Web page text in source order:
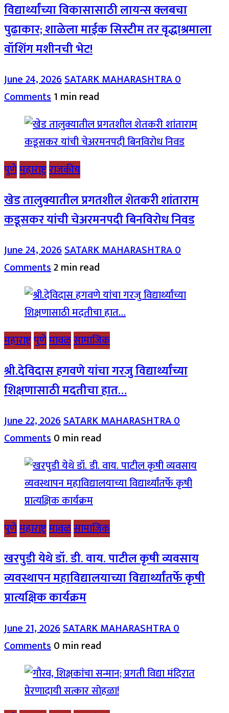
विद्यार्थ्यांच्या विकासासाठी लायन्स क्लबचा
पुढाकार; शाळेला माईक सिस्टीम तर वृद्धाश्रमाला
वॉशिंग मशीनची भेट!
June 24, 2026SATARK MAHARASHTRA0
Comments1 min read
पुणेमहाराष्ट्रराजकीय
खेड तालुक्यातील प्रगतशील शेतकरी शांताराम
कडूसकर यांची चेअरमनपदी बिनविरोध निवड
June 24, 2026SATARK MAHARASHTRA0
Comments2 min read
महाराष्ट्रपुणेमावळसामाजिक
श्री.देविदास हगवणे यांचा गरजु विद्यार्थ्यांच्या
शिक्षणासाठी मदतीचा हात…
June 22, 2026SATARK MAHARASHTRA0
Comments0 min read
पुणेमहाराष्ट्रमावळसामाजिक
खरपुडी येथे डॉ. डी. वाय. पाटील कृषी व्यवसाय
व्यवस्थापन महाविद्यालयाच्या विद्यार्थ्यांतर्फे कृषी
प्रात्यक्षिक कार्यक्रम
June 21, 2026SATARK MAHARASHTRA0
Comments0 min read